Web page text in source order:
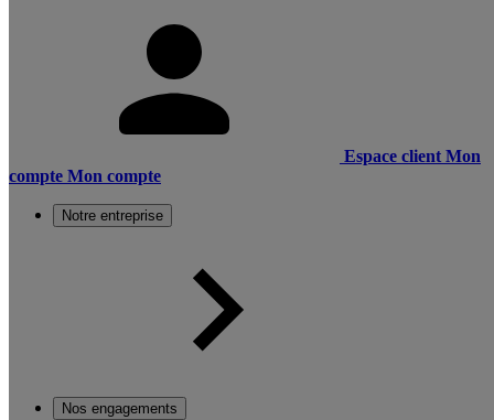
Espace client Mon
compte Mon compte
Notre entreprise
Nos engagements